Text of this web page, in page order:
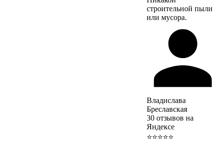
строительной пыли
или мусора.
Владислава
Бреславская
30 отзывов на
Яндексе
⭐⭐⭐⭐⭐